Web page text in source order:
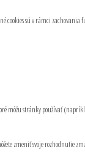
sú v rámci zachovania
môžu stránky používať
zmeniť svoje rozhodnutie